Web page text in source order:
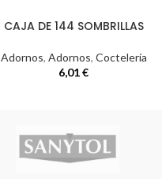
CAJA DE 144 SOMBRILLAS
Adornos, Adornos, Coctelería
6,01€